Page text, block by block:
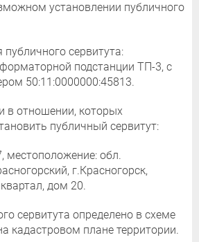
установлении публичного
сервитута:
подстанции ТП-3, с
50:11:0000000:45813.
в отношении, которых
публичный сервитут:
местоположение: обл.
г.Красногорск,
дом 20.
сервитута определено в схеме
кадастровом плане территории.